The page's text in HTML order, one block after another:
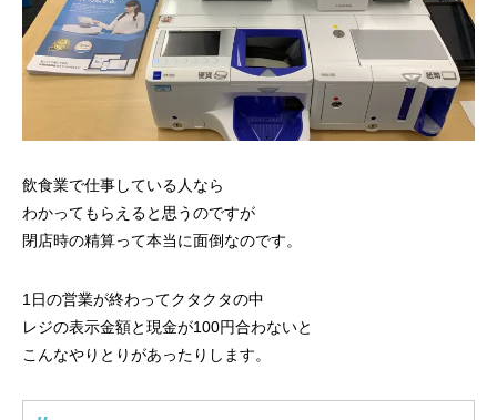
飲食業で仕事している人なら
わかってもらえると思うのですが
閉店時の精算って本当に面倒なのです。
1日の営業が終わってクタクタの中
レジの表示金額と現金が100円合わないと
こんなやりとりがあったりします。